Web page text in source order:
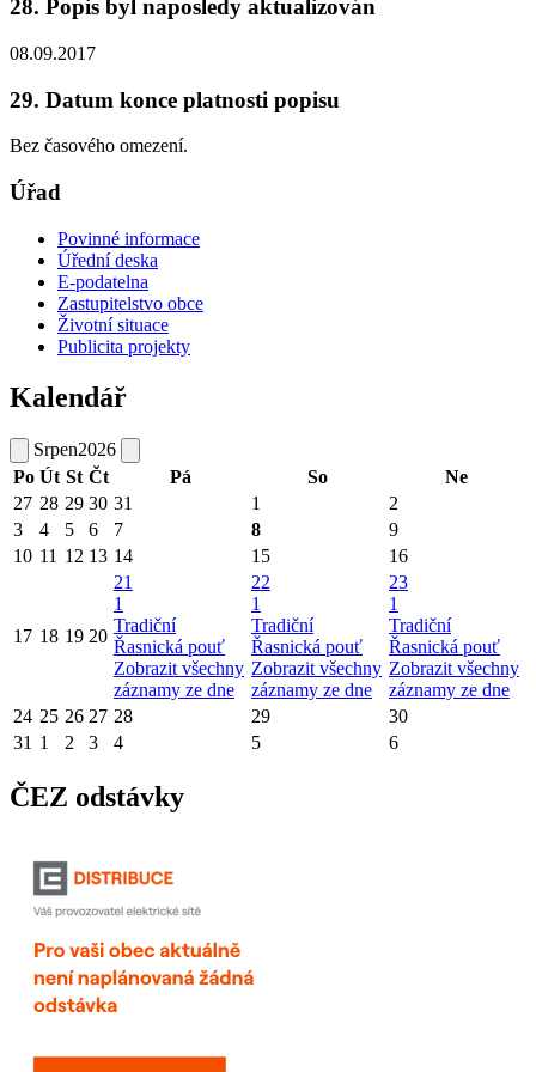
28. Popis byl naposledy aktualizován
08.09.2017
29. Datum konce platnosti popisu
Bez časového omezení.
Úřad
Povinné informace
Úřední deska
E-podatelna
Zastupitelstvo obce
Životní situace
Publicita projekty
Kalendář
Srpen2026
Po Út St Čt Pá So
Ne
27 28 29 30 31 1
2
3
4 5 6 7 8
9
10 11 12 13 14 15 16
17 18 19 20
21
1
Tradiční
Řasnická pouť
Zobrazit všechny
záznamy ze dne
22
1
Tradiční
Řasnická pouť
Zobrazit všechny
záznamy ze dne
23
1
Tradiční
Řasnická pouť
Zobrazit všechny
záznamy ze dne
24 25 26 27 28 29
30
31 1 2 3 4 5 6
ČEZ odstávky